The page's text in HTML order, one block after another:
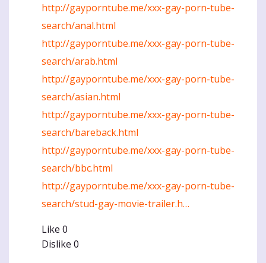
http://gayporntube.me/xxx-gay-porn-tube-
search/anal.html
http://gayporntube.me/xxx-gay-porn-tube-
search/arab.html
http://gayporntube.me/xxx-gay-porn-tube-
search/asian.html
http://gayporntube.me/xxx-gay-porn-tube-
search/bareback.html
http://gayporntube.me/xxx-gay-porn-tube-
search/bbc.html
http://gayporntube.me/xxx-gay-porn-tube-
search/stud-gay-movie-trailer.h…
Like 0
Dislike 0